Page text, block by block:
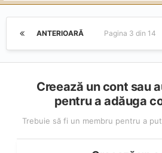
ANTERIOARĂ Pagina 3 din 14
Creează un cont sau
pentru a adăuga
Trebuie să fi un membru pentru a